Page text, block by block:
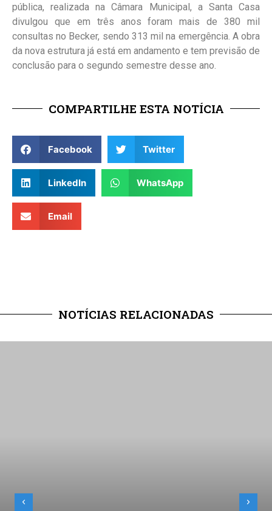
pública, realizada na Câmara Municipal, a Santa Casa
divulgou que em três anos foram mais de 380 mil
consultas no Becker, sendo 313 mil na emergência. A obra
da nova estrutura já está em andamento e tem previsão de
conclusão para o segundo semestre desse ano.
COMPARTILHE ESTA NOTÍCIA
Facebook Twitter
LinkedIn WhatsApp
Email
NOTÍCIAS RELACIONADAS